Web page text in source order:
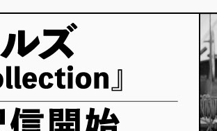
じく岐
校生ラップ
場し、ベス
勝という戦
その勢いの
64barsに
Choppa
ことにより
WIRED M
サー DJ RYOW 同じく岐
阜出身、高校生ラップ
ままRed Bull 64barsに
出演後、NLE Choppa
が来日したことにより
話題を呼んだWIRED M